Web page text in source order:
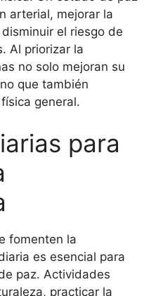
arterial, mejorar la
el riesgo de
Al priorizar la
no solo mejoran su
que también
general.
para
fomenten la
es esencial para
paz. Actividades
practicar la